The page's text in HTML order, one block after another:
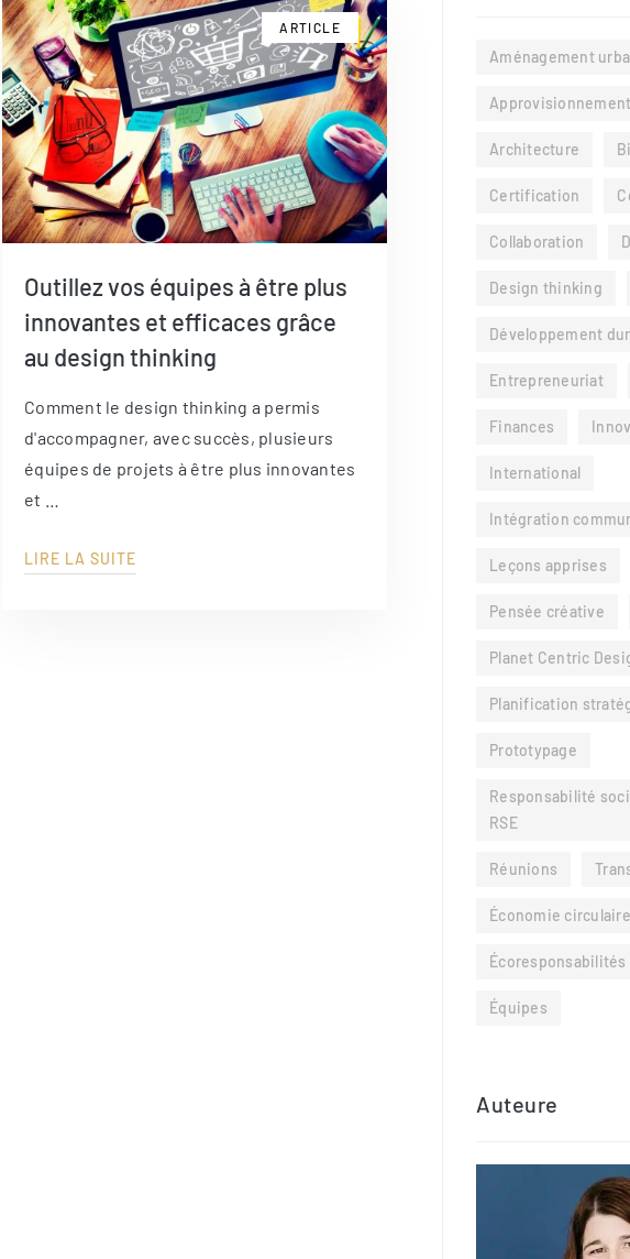
ARTICLE
Outillez vos équipes à être plus
innovantes et efficaces grâce
au design thinking
Comment le design thinking a permis
d'accompagner, avec succès, plusieurs
équipes de projets à être plus innovantes
et …
LIRE LA SUITE
Aménagement
Architecture
Certification
Collaboration
Design thinking
Développement
Entrepreneuriat
Finances
International
Intégration
Leçons apprises
Pensée créative
Planet Centric
Planification
Prototypage
Responsabilité
RSE
Réunions
Économie circulaire
Écoresponsabilités
Équipes
Auteure